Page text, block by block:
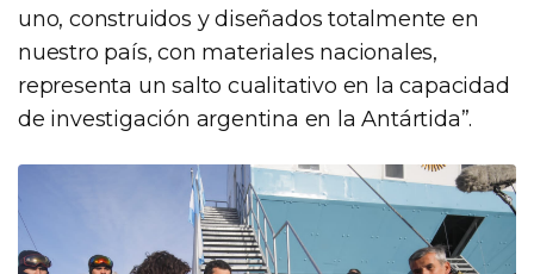
uno, construidos y diseñados totalmente en
nuestro país, con materiales nacionales,
representa un salto cualitativo en la capacidad
de investigación argentina en la Antártida”.